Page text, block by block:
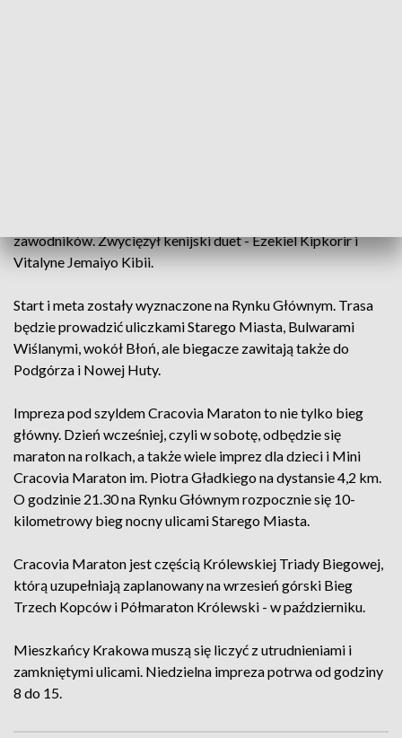
zawodników. Zwyciężył kenijski duet - Ezekiel Kipkorir i
Vitalyne Jemaiyo Kibii.
Start i meta zostały wyznaczone na Rynku Głównym. Trasa
będzie prowadzić uliczkami Starego Miasta, Bulwarami
Wiślanymi, wokół Błoń, ale biegacze zawitają także do
Podgórza i Nowej Huty.
Impreza pod szyldem Cracovia Maraton to nie tylko bieg
główny. Dzień wcześniej, czyli w sobotę, odbędzie się
maraton na rolkach, a także wiele imprez dla dzieci i Mini
Cracovia Maraton im. Piotra Gładkiego na dystansie 4,2 km.
O godzinie 21.30 na Rynku Głównym rozpocznie się 10-
kilometrowy bieg nocny ulicami Starego Miasta.
Cracovia Maraton jest częścią Królewskiej Triady Biegowej,
którą uzupełniają zaplanowany na wrzesień górski Bieg
Trzech Kopców i Półmaraton Królewski - w październiku.
Mieszkańcy Krakowa muszą się liczyć z utrudnieniami i
zamkniętymi ulicami. Niedzielna impreza potrwa od godziny
8 do 15.